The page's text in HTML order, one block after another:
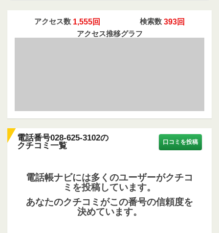
アクセス数 1,555回 検索数 393回
アクセス推移グラフ
電話番号028-625-3102の
クチコミ一覧
口コミを投稿
電話帳ナビには多くのユーザーがクチコ
ミを投稿しています。
あなたのクチコミがこの番号の信頼度を
決めています。